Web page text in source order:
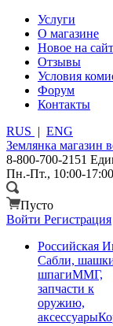
Услуги
О магазине
Новое на
Отзывы
Условия
Форум
Контакты
RUS | ENG
Землянка магазин
8-800-700-2151
Пн.-Пт., 10:00-17:00
Пусто
Войти Регистрация
Российская
Сабли,
шпагиММГ,
запчасти к
оружию,
аксессуары